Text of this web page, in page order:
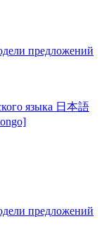
предложений
языка 日本語
предложений